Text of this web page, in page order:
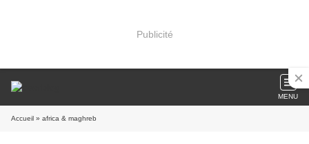
Publicité
MENU
Accueil » africa & maghreb